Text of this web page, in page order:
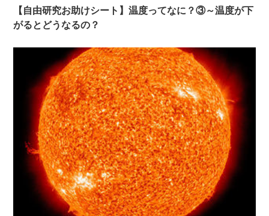
【自由研究お助けシート】温度ってなに？③～温度が下
がるとどうなるの？